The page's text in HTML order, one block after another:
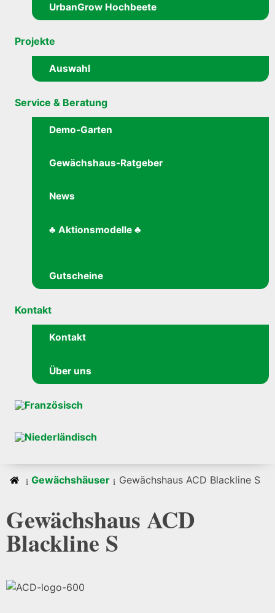
UrbanGrow Hochbeete
Projekte
Auswahl
Service & Beratung
Demo-Garten
Gewächshaus-Ratgeber
News
♣ Aktionsmodelle ♣
Gutscheine
Kontakt
Kontakt
Über uns
Gewächshäuser Gewächshaus ACD Blackline S
Gewächshaus ACD
Blackline S